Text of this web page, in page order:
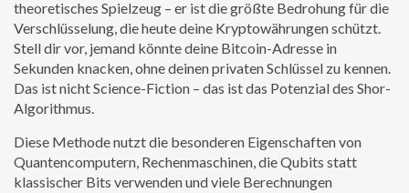
theoretisches Spielzeug – er ist die größte Bedrohung für die
Verschlüsselung, die heute deine Kryptowährungen schützt.
Stell dir vor, jemand könnte deine Bitcoin-Adresse in
Sekunden knacken, ohne deinen privaten Schlüssel zu kennen.
Das ist nicht Science-Fiction – das ist das Potenzial des Shor-
Algorithmus.
Diese Methode nutzt die besonderen Eigenschaften von
Quantencomputern, Rechenmaschinen, die Qubits statt
klassischer Bits verwenden und viele Berechnungen